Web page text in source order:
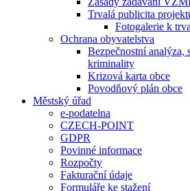
Trvalá publicita
Fotogalerie k
Ochrana obyvatelstva
Bezpečnostní analýza,
kriminality
Krizová karta obce
Povodňový plán obce
Městský úřad
e-podatelna
CZECH-POINT
GDPR
Povinné informace
Rozpočty
Fakturační údaje
Formuláře ke stažení